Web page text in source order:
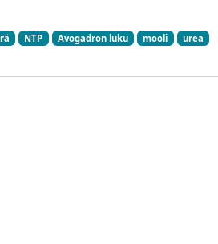
NTP Avogadron luku mooli urea